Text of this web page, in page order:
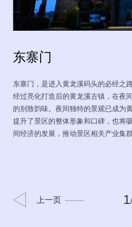
东寨门
东寨门，是进入黄龙溪码头的必经之
经过亮化打造后的黄龙溪古镇，在夜
的别致韵味。夜间独特的景观已成为
提升了景区的整体形象和口碑，也将
间经济的发展，推动景区相关产业集
上一页 1